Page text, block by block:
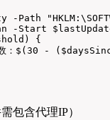
Path
-Start
{
数：$(30 -
包含代理IP）